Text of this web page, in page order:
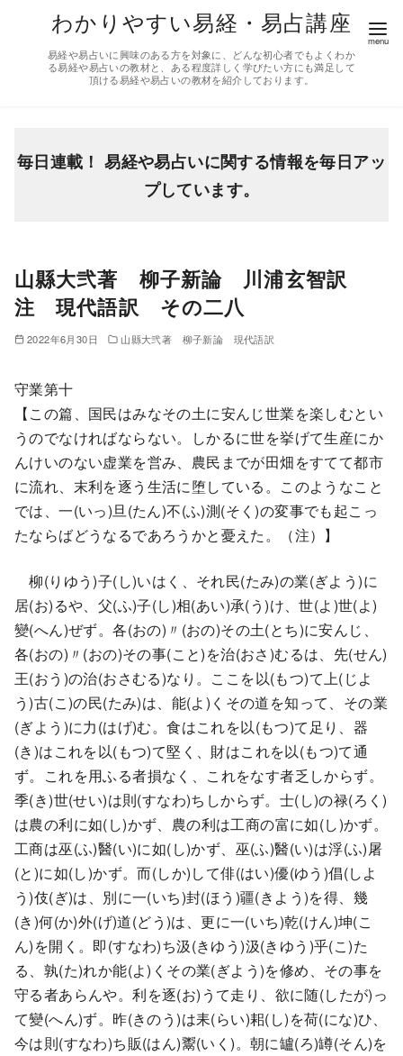
わかりやすい易経・易占講座
易経や易占いに興味のある方を対象に、どんな初心者でもよくわか
る易経や易占いの教材と、ある程度詳しく学びたい方にも満足して
頂ける易経や易占いの教材を紹介しております。
毎日連載！ 易経や易占いに関する情報を毎日アッ
プしています。
山縣大弐著 柳子新論 川浦玄智訳
注 現代語訳 その二八
2022年6月30日 山縣大弐著 柳子新論 現代語訳
守業第十
【この篇、国民はみなその土に安んじ世業を楽しむとい
うのでなければならない。しかるに世を挙げて生産にか
んけいのない虚業を営み、農民までが田畑をすてて都市
に流れ、末利を逐う生活に堕している。このようなこと
では、一(いっ)旦(たん)不(ふ)測(そく)の変事でも起こっ
たならばどうなるであろうかと憂えた。（注）】
柳(りゆう)子(し)いはく、それ民(たみ)の業(ぎよう)に
居(お)るや、父(ふ)子(し)相(あい)承(う)け、世(よ)世(よ)
變(へん)ぜず。各(おの)〃(おの)その土(とち)に安んじ、
各(おの)〃(おの)その事(こと)を治(おさ)むるは、先(せん)
王(おう)の治(おさむる)なり。ここを以(もつ)て上(じよ
う)古(こ)の民(たみ)は、能(よ)くその道を知って、その業
(ぎよう)に力(はげ)む。食はこれを以(もつ)て足り、器
(き)はこれを以(もつ)て堅く、財はこれを以(もつ)て通
ず。これを用ふる者損なく、これをなす者乏しからず。
季(き)世(せい)は則(すなわ)ちしからず。士(し)の禄(ろく)
は農の利に如(し)かず、農の利は工商の富に如(し)かず。
工商は巫(ふ)醫(い)に如(し)かず、巫(ふ)醫(い)は浮(ふ)屠
(と)に如(し)かず。而(しか)して俳(はい)優(ゆう)倡(しよ
う)伎(ぎ)は、別に一(いち)封(ほう)疆(きよう)を得、幾
(き)何(か)外(げ)道(どう)は、更に一(いち)乾(けん)坤(こ
ん)を開く。即(すなわ)ち汲(きゆう)汲(きゆう)乎(こ)た
る、孰(た)れか能(よ)くその業(ぎよう)を修め、その事を
守る者あらんや。利を逐(お)うて走り、欲に随(したが)っ
て變(へん)ず。昨(きのう)は耒(らい)耜(し)を荷(にな)ひ、
今は則(すなわ)ち販(はん)鬻(いく)。朝に罏(ろ)罇(そん)を